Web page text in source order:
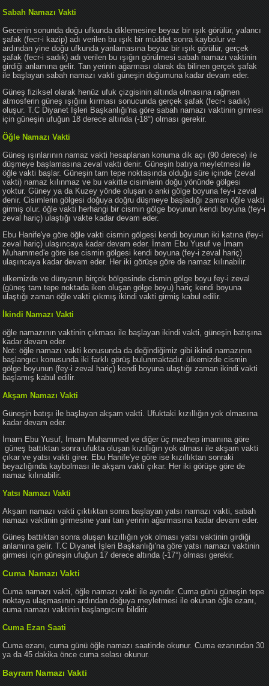
Sabah Namazı Vakti
Gecenin sonunda doğu ufkunda diklemesine beyaz bir ışık görülür, yalancı
şafak (fecr-i kazip) adı verilen bu ışık bir müddet sonra kaybolur ve
ardından yine doğu ufkunda yanlamasına beyaz bir ışık görülür, gerçek
şafak (fecr-i sadık) adı verilen bu ışığın görülmesi sabah namazı vaktinin
girdiği anlamına gelir. Tan yerinin ağarması olarak da bilinen gerçek şafak
ile başlayan sabah namazı vakti güneşin doğumuna kadar devam eder.
Güneş fiziksel olarak henüz ufuk çizgisinin altında olmasına rağmen
atmosferin güneş ışığını kırması sonucunda gerçek şafak (fecr-i sadık)
oluşur. T.C Diyanet İşleri Başkanlığı'na göre sabah namazı vaktinin girmesi
için güneşin ufuğun 18 derece altında (-18°) olması gerekir.
Öğle Namazı Vakti
Güneş ışınlarının namaz vakti hesaplanan konuma dik açı (90 derece) ile
düşmeye başlamasına zeval vakti denir. Güneşin batıya meyletmesi ile
öğle vakti başlar. Güneşin tam tepe noktasında olduğu süre içinde (zeval
vakti) namaz kılınmaz ve bu vakitte cisimlerin doğu yönünde gölgesi
yoktur. Güney ya da Kuzey yönde oluşan o anki gölge boyuna fey-i zeval
denir. Cisimlerin gölgesi doğuya doğru düşmeye başladığı zaman öğle vakti
girmiş olur. öğle vakti herhangi bir cismin gölge boyunun kendi boyuna (fey-i
zeval hariç) ulaştığı vakte kadar devam eder.
Ebu Hanife'ye göre öğle vakti cismin gölgesi kendi boyunun iki katına (fey-i
zeval hariç) ulaşıncaya kadar devam eder. İmam Ebu Yusuf ve İmam
Muhammed'e göre ise cismin gölgesi kendi boyuna (fey-i zeval hariç)
ulaşıncaya kadar devam eder. Her iki görüşe göre de namaz kılınabilir.
ülkemizde ve dünyanın birçok bölgesinde cismin gölge boyu fey-i zeval
(güneş tam tepe noktada iken oluşan gölge boyu) hariç kendi boyuna
ulaştığı zaman öğle vakti çıkmış ikindi vakti girmiş kabul edilir.
İkindi Namazı Vakti
öğle namazının vaktinin çıkması ile başlayan ikindi vakti, güneşin batışına
kadar devam eder.
Not: öğle namazı vakti konusunda da değindiğimiz gibi ikindi namazının
başlangıcı konusunda iki farklı görüş bulunmaktadır. ülkemizde cismin
gölge boyunun (fey-i zeval hariç) kendi boyuna ulaştığı zaman ikindi vakti
başlamış kabul edilir.
Akşam Namazı Vakti
Güneşin batışı ile başlayan akşam vakti. Ufuktaki kızıllığın yok olmasına
kadar devam eder.
İmam Ebu Yusuf, İmam Muhammed ve diğer üç mezhep imamına göre
güneş battıktan sonra ufukta oluşan kızıllığın yok olması ile akşam vakti
çıkar ve yatsı vakti girer. Ebu Hanife'ye göre ise kızıllıktan sonraki
beyazlığında kaybolması ile akşam vakti çıkar. Her iki görüşe göre de
namaz kılınabilir.
Yatsı Namazı Vakti
Akşam namazı vakti çıktıktan sonra başlayan yatsı namazı vakti, sabah
namazı vaktinin girmesine yani tan yerinin ağarmasına kadar devam eder.
Güneş battıktan sonra oluşan kızıllığın yok olması yatsı vaktinin girdiği
anlamına gelir. T.C Diyanet İşleri Başkanlığı'na göre yatsı namazı vaktinin
girmesi için güneşin ufuğun 17 derece altında (-17°) olması gerekir.
Cuma Namazı Vakti
Cuma namazı vakti, öğle namazı vakti ile aynıdır. Cuma günü güneşin tepe
noktaya ulaşmasının ardından doğuya meyletmesi ile okunan öğle ezanı,
cuma namazı vaktinin başlangıcını bildirir.
Cuma Ezan Saati
Cuma ezanı, cuma günü öğle namazı saatinde okunur. Cuma ezanından 30
ya da 45 dakika önce cuma selası okunur.
Bayram Namazı Vakti